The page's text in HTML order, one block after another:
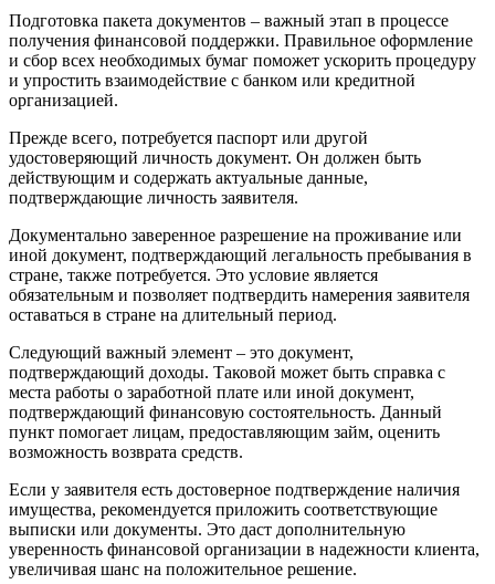
Подготовка пакета документов – важный этап в процессе
получения финансовой поддержки. Правильное оформление
и сбор всех необходимых бумаг поможет ускорить процедуру
и упростить взаимодействие с банком или кредитной
организацией.
Прежде всего, потребуется паспорт или другой
удостоверяющий личность документ. Он должен быть
действующим и содержать актуальные данные,
подтверждающие личность заявителя.
Документально заверенное разрешение на проживание или
иной документ, подтверждающий легальность пребывания в
стране, также потребуется. Это условие является
обязательным и позволяет подтвердить намерения заявителя
оставаться в стране на длительный период.
Следующий важный элемент – это документ,
подтверждающий доходы. Таковой может быть справка с
места работы о заработной плате или иной документ,
подтверждающий финансовую состоятельность. Данный
пункт помогает лицам, предоставляющим займ, оценить
возможность возврата средств.
Если у заявителя есть достоверное подтверждение наличия
имущества, рекомендуется приложить соответствующие
выписки или документы. Это даст дополнительную
уверенность финансовой организации в надежности клиента,
увеличивая шанс на положительное решение.